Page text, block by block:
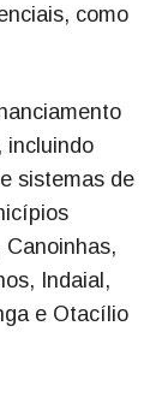
como
incluindo
sistemas de
Indaial,
e Otacílio